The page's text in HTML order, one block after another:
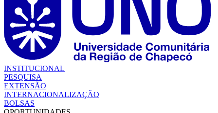
INSTITUCIONAL
PESQUISA
EXTENSÃO
INTERNACIONALIZAÇÃO
BOLSAS